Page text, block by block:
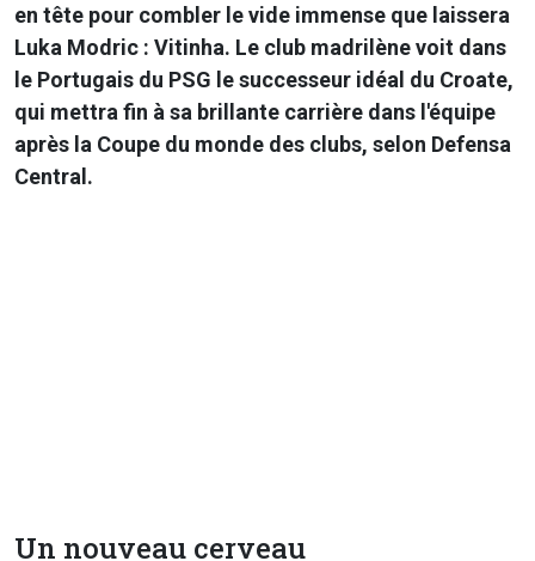
en tête pour combler le vide immense que laissera
Luka Modric : Vitinha. Le club madrilène voit dans
le Portugais du PSG le successeur idéal du Croate,
qui mettra fin à sa brillante carrière dans l'équipe
après la Coupe du monde des clubs, selon Defensa
Central.
Un nouveau cerveau